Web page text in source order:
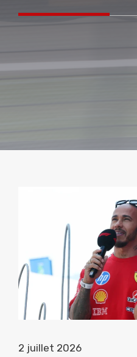
2 juillet 2026